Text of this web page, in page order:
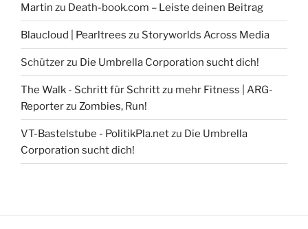
Martin zu Death-book.com – Leiste deinen Beitrag
Blaucloud | Pearltrees zu Storyworlds Across Media
Schützerzu Die Umbrella Corporation sucht dich!
The Walk - Schritt für Schritt zu mehr Fitness | ARG-
Reporterzu Zombies, Run!
VT-Bastelstube - PolitikPla.netzu Die Umbrella
Corporation sucht dich!